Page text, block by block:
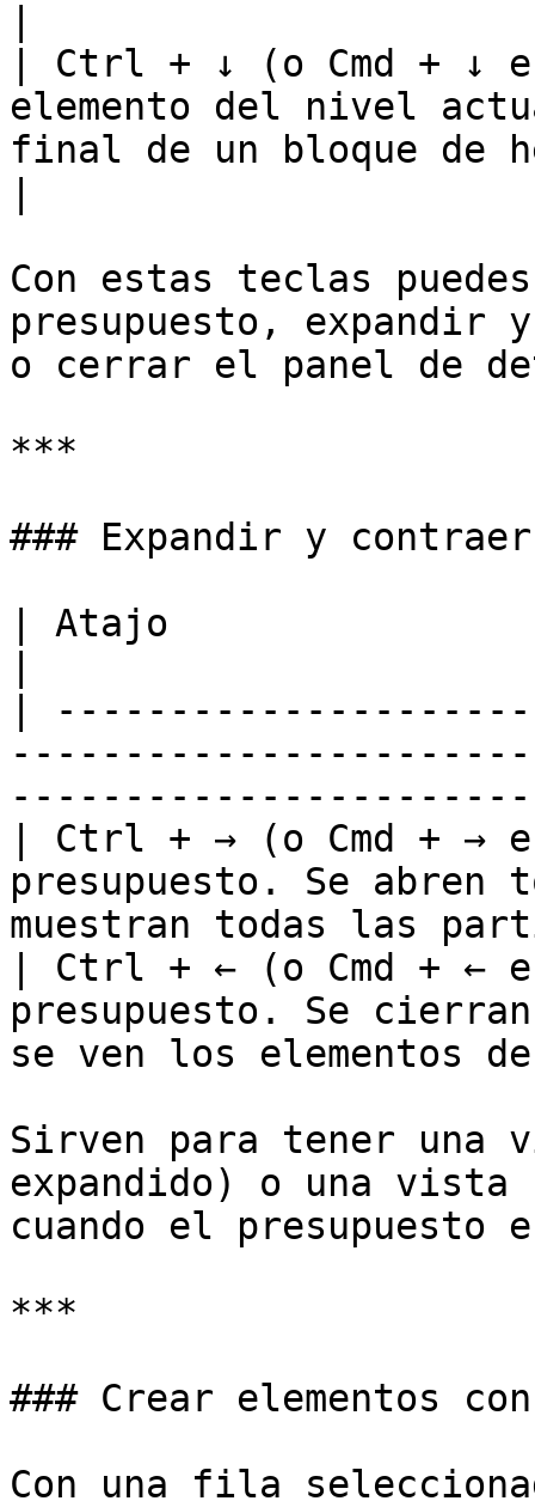
| Ctrl + ↓ (o Cmd + ↓
elemento del nivel
final de un bloque de
Con estas teclas
presupuesto,
o cerrar el panel de
***
### Expandir y
| Atajo
|
| Ctrl + → (o Cmd + →
presupuesto. Se
muestran todas las
| Ctrl + ← (o Cmd + ←
presupuesto. Se
se ven los elementos
Sirven para tener una
expandido) o una
cuando el presupuesto
***
### Crear elementos
Con una fila